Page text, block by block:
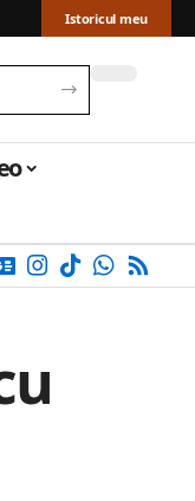
Istoricul meu